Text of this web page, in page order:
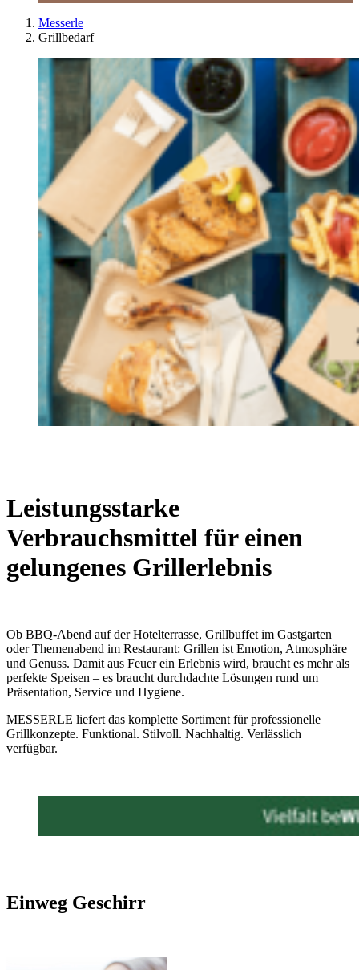
Messerle
Grillbedarf
Leistungsstarke
Verbrauchsmittel für einen
gelungenes Grillerlebnis
Ob BBQ-Abend auf der Hotelterrasse, Grillbuffet im Gastgarten
oder Themenabend im Restaurant: Grillen ist Emotion, Atmosphäre
und Genuss. Damit aus Feuer ein Erlebnis wird, braucht es mehr als
perfekte Speisen – es braucht durchdachte Lösungen rund um
Präsentation, Service und Hygiene.
MESSERLE liefert das komplette Sortiment für professionelle
Grillkonzepte. Funktional. Stilvoll. Nachhaltig. Verlässlich
verfügbar.
Einweg Geschirr